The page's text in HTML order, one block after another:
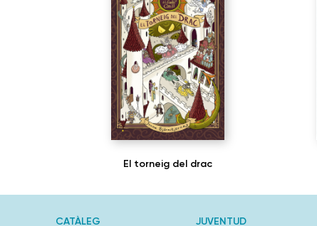
El torneig del drac
CATÀLEG JUVENTUD